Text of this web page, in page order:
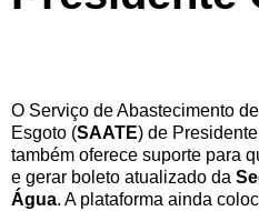
O Serviço de Abastecimento
Esgoto (SAATE) de
também oferece suporte para
e gerar boleto atualizado da
Água. A plataforma ainda